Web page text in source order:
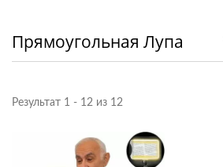
Прямоугольная Лупа
Результат 1 - 12 из 12